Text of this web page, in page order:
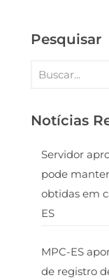
Pesquisar
Notícias
Servidor
pode
obtidas em
ES
MPC-ES
de registro